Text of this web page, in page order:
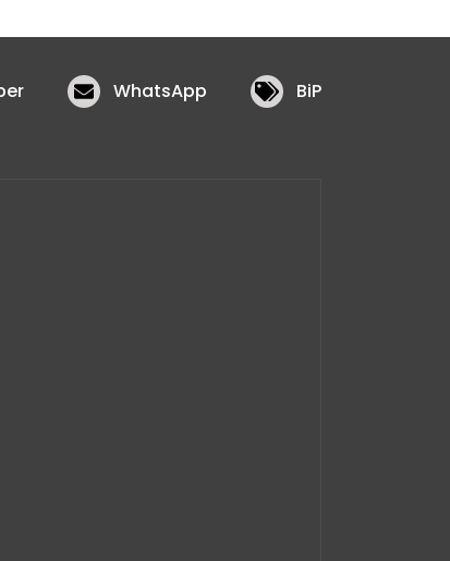
WhatsApp BiP